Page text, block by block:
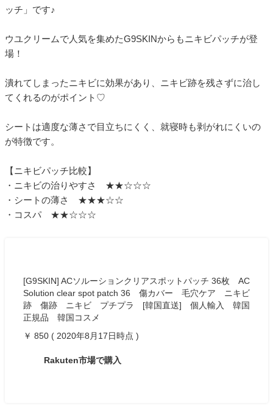
ッチ」です♪
ウユクリームで人気を集めたG9SKINからもニキビパッチが登
場！
潰れてしまったニキビに効果があり、ニキビ跡を残さずに治し
てくれるのがポイント♡
シートは適度な薄さで目立ちにくく、就寝時も剥がれにくいの
が特徴です。
【ニキビパッチ比較】
・ニキビの治りやすさ ★★☆☆☆
・シートの薄さ ★★★☆☆
・コスパ ★★☆☆☆
[G9SKIN] ACソルーションクリアスポットパッチ 36枚 AC
Solution clear spot patch 36 傷カバー 毛穴ケア ニキビ
跡 傷跡 ニキビ プチプラ [韓国直送] 個人輸入 韓国
正規品 韓国コスメ
￥ 850 ( 2020年8月17日時点 )
Rakuten市場で購入